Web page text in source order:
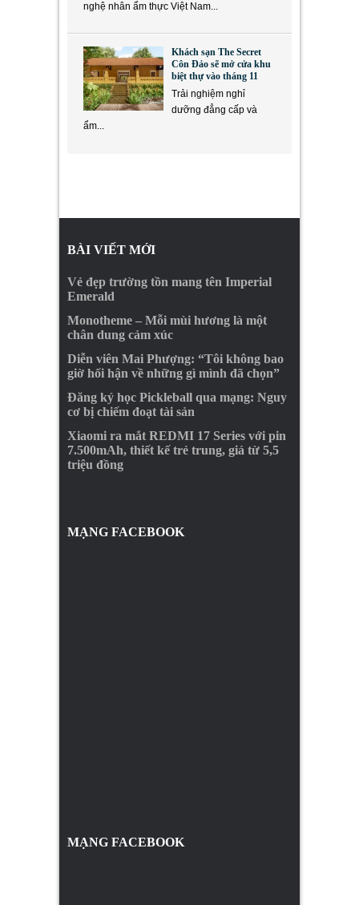
nghệ nhân ẩm thực Việt Nam...
Khách sạn The Secret
Côn Đảo sẽ mở cửa khu
biệt thự vào tháng 11
Trải nghiệm nghỉ
dưỡng đẳng cấp và
ẩm...
BÀI VIẾT MỚI
Vẻ đẹp trường tồn mang tên Imperial
Emerald
Monotheme – Mỗi mùi hương là một
chân dung cảm xúc
Diễn viên Mai Phượng: “Tôi không bao
giờ hối hận về những gì mình đã chọn”
Đăng ký học Pickleball qua mạng: Nguy
cơ bị chiếm đoạt tài sản
Xiaomi ra mắt REDMI 17 Series với pin
7.500mAh, thiết kế trẻ trung, giá từ 5,5
triệu đồng
MẠNG FACEBOOK
MẠNG FACEBOOK